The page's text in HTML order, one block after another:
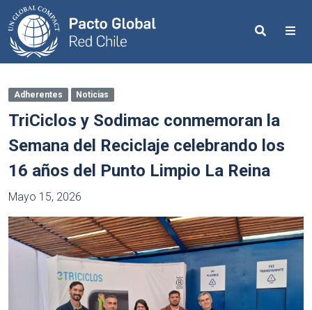
Search
Adherentes Noticias
TriCiclos y Sodimac conmemoran la
Semana del Reciclaje celebrando los
16 años del Punto Limpio La Reina
Mayo 15, 2026